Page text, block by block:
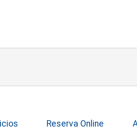
Reserva Online